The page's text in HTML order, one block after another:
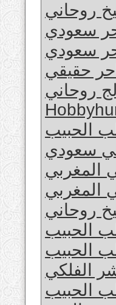
روحاني
سعودي
سعودي
حقيقي
روحاني
الحبيب
سعودي
المغربي
المغربي
روحاني
الحبيب
الحبيب
الفلكي
الحبيب